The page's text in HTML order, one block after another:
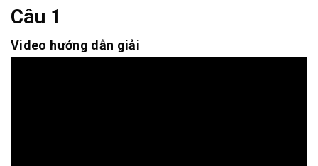
Câu 1
Video hướng dẫn giải